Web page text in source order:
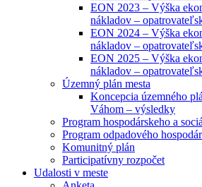
EON 2023 – Výška
nákladov –
EON 2024 – Výška
nákladov –
EON 2025 – Výška
nákladov –
Územný plán mesta
Koncepcia územného
Váhom – výsledky
Program hospodárskeho a
Program odpadového
Komunitný plán
Participatívny rozpočet
Udalosti v meste